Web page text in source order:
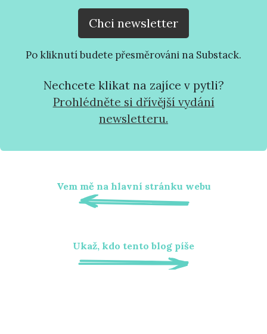
Chci newsletter
Po kliknutí budete přesměrováni na Substack.
Nechcete klikat na zajíce v pytli?
Prohlédněte si dřívější vydání
newsletteru.
Vem mě na hlavní stránku webu
Ukaž, kdo tento blog píše